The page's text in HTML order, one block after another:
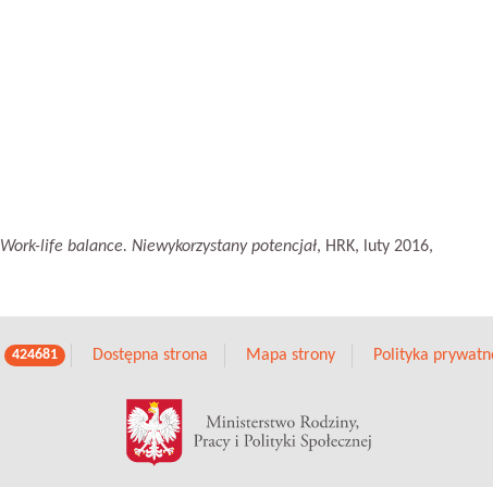
Work-life balance. Niewykorzystany potencjał, HRK, luty 2016,
424681 Dostępna strona Mapa strony Polityka